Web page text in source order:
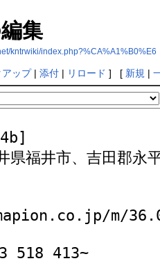
集
kntrwiki/index.php?%CA%A1%B0%E6
ップ| 添付| リロード ] [ 新規 |